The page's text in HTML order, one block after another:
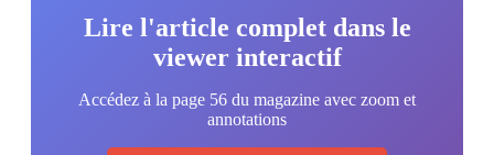
Lire l'article complet dans le
viewer interactif
Accédez à la page 56 du magazine avec zoom et
annotations